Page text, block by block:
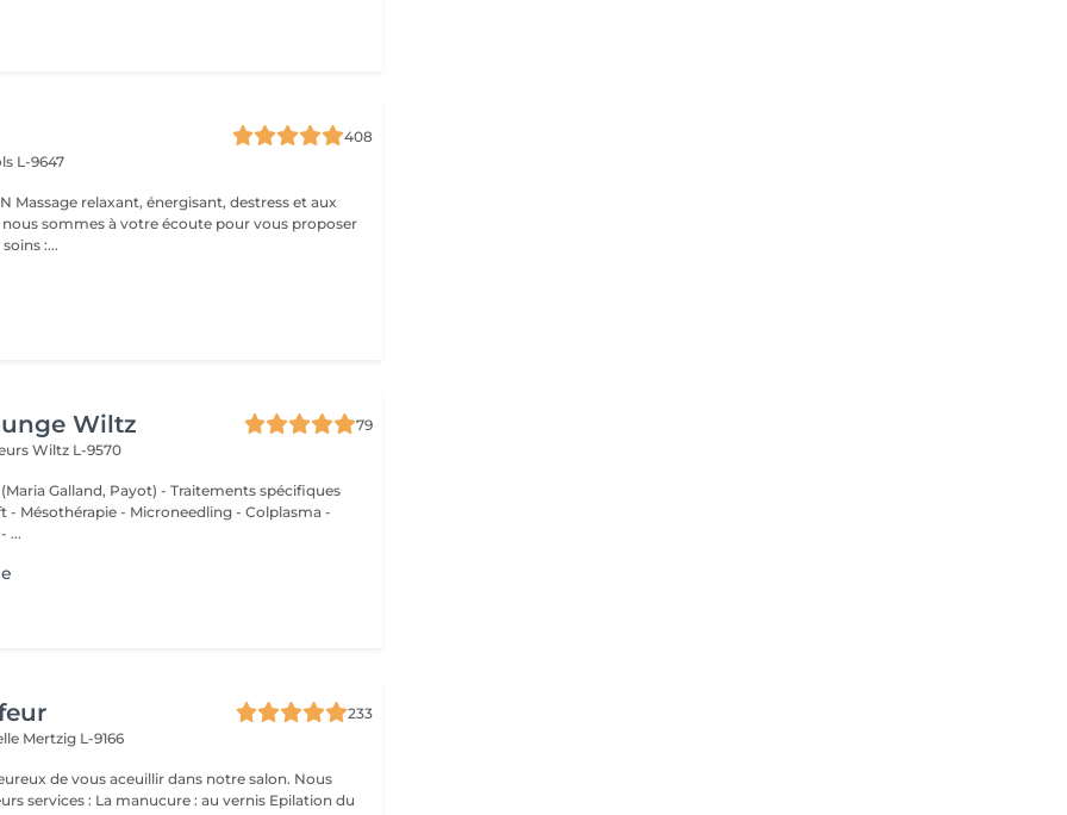
408
L-9647
aux
nous sommes à votre écoute pour vous proposer
:...
Wiltz
79
Wiltz L-9570
Galland, Payot) - Traitements spécifiques
- Mésothérapie - Microneedling - Colplasma -
...
233
Mertzig L-9166
de vous aceuillir dans notre salon. Nous
: au vernis Epilation du